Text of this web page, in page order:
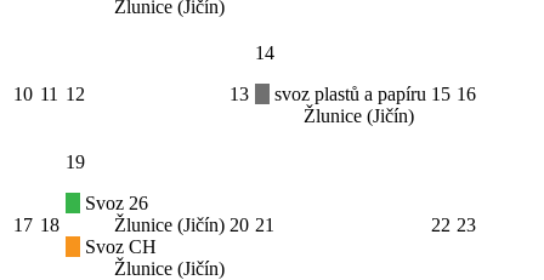
Žlunice (Jičín)
10 11 12 13
14
svoz plastů a papíru
Žlunice (Jičín)
15 16
17 18
19
Svoz 26
Žlunice (Jičín)
Svoz CH
Žlunice (Jičín)
20 21 22 23